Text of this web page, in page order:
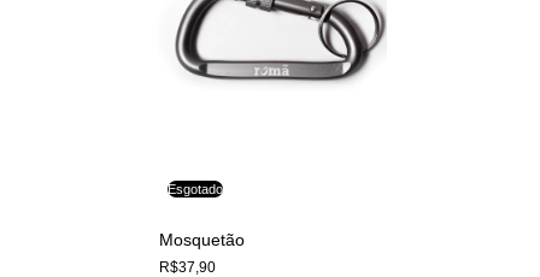
Esgotado
Mosquetão
R$37,90